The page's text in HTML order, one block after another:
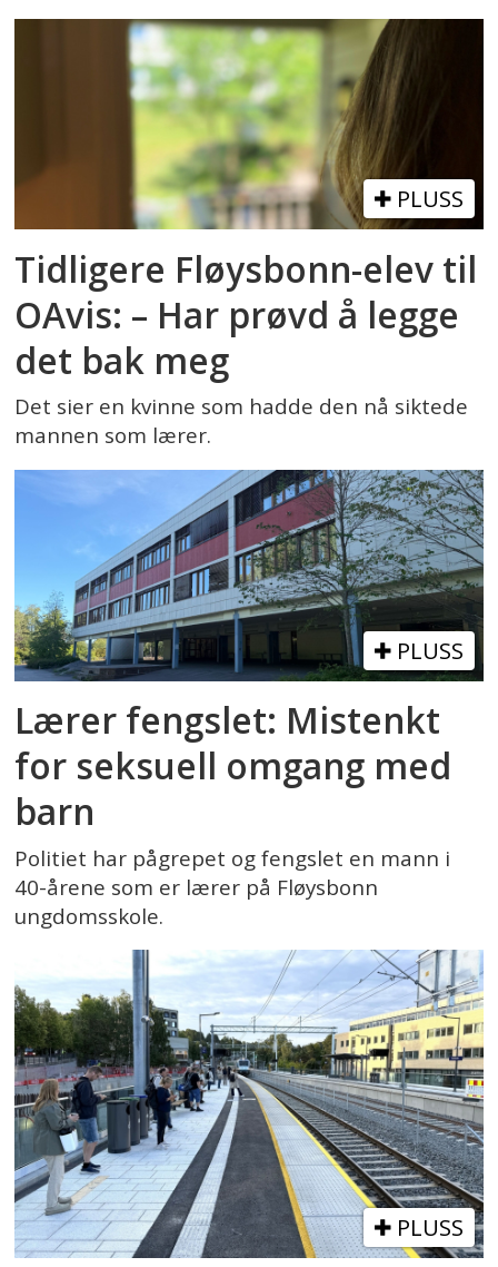
PLUSS
Tidligere Fløysbonn-elev til
OAvis: – Har prøvd å legge
det bak meg
Det sier en kvinne som hadde den nå siktede
mannen som lærer.
PLUSS
Lærer fengslet: Mistenkt
for seksuell omgang med
barn
Politiet har pågrepet og fengslet en mann i
40-årene som er lærer på Fløysbonn
ungdomsskole.
PLUSS